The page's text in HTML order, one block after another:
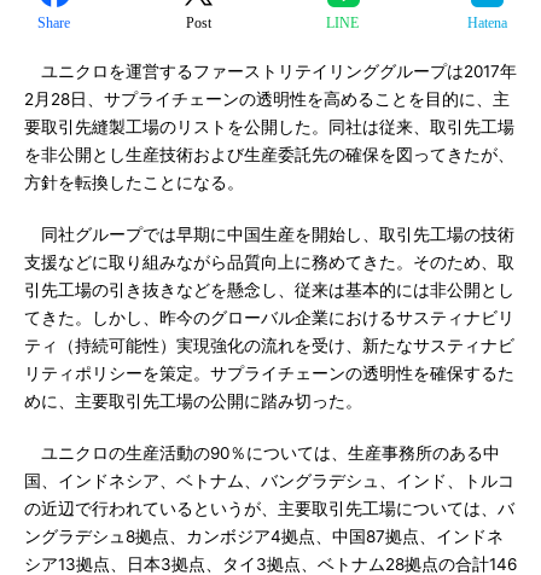
Share Post LINE Hatena
ユニクロを運営するファーストリテイリンググループは2017年
2月28日、サプライチェーンの透明性を高めることを目的に、主
要取引先縫製工場のリストを公開した。同社は従来、取引先工場
を非公開とし生産技術および生産委託先の確保を図ってきたが、
方針を転換したことになる。
同社グループでは早期に中国生産を開始し、取引先工場の技術
支援などに取り組みながら品質向上に務めてきた。そのため、取
引先工場の引き抜きなどを懸念し、従来は基本的には非公開とし
てきた。しかし、昨今のグローバル企業におけるサスティナビリ
ティ（持続可能性）実現強化の流れを受け、新たなサスティナビ
リティポリシーを策定。サプライチェーンの透明性を確保するた
めに、主要取引先工場の公開に踏み切った。
ユニクロの生産活動の90％については、生産事務所のある中
国、インドネシア、ベトナム、バングラデシュ、インド、トルコ
の近辺で行われているというが、主要取引先工場については、バ
ングラデシュ8拠点、カンボジア4拠点、中国87拠点、インドネ
シア13拠点、日本3拠点、タイ3拠点、ベトナム28拠点の合計146